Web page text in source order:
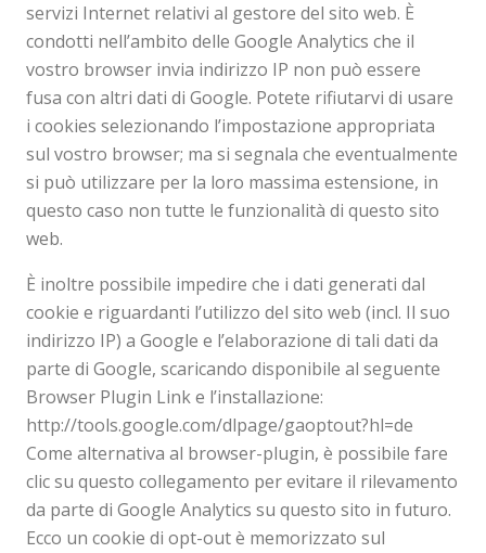
servizi Internet relativi al gestore del sito web. È
condotti nell’ambito delle Google Analytics che il
vostro browser invia indirizzo IP non può essere
fusa con altri dati di Google. Potete rifiutarvi di usare
i cookies selezionando l’impostazione appropriata
sul vostro browser; ma si segnala che eventualmente
si può utilizzare per la loro massima estensione, in
questo caso non tutte le funzionalità di questo sito
web.
È inoltre possibile impedire che i dati generati dal
cookie e riguardanti l’utilizzo del sito web (incl. Il suo
indirizzo IP) a Google e l’elaborazione di tali dati da
parte di Google, scaricando disponibile al seguente
Browser Plugin Link e l’installazione:
http://tools.google.com/dlpage/gaoptout?hl=de
Come alternativa al browser-plugin, è possibile fare
clic su questo collegamento per evitare il rilevamento
da parte di Google Analytics su questo sito in futuro.
Ecco un cookie di opt-out è memorizzato sul